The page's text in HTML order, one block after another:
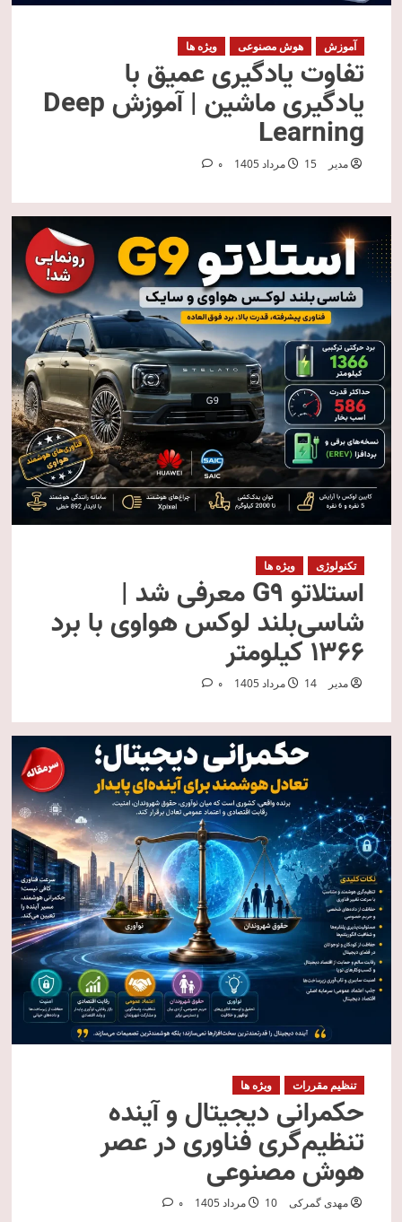
آموزش هوش مصنوعی ویژه ها
تفاوت یادگیری عمیق با
یادگیری ماشین | آموزش Deep
Learning
مدیر 15 مرداد 1405 0
تکنولوژی ویژه ها
استلاتو G9 معرفی شد |
شاسی‌بلند لوکس هواوی با برد
۱۳۶۶ کیلومتر
مدیر 14 مرداد 1405 0
تنظیم مقررات ویژه ها
حکمرانی دیجیتال و آینده
تنظیم‌گری فناوری در عصر
هوش مصنوعی
مهدی گمرکی 10 مرداد 1405 0